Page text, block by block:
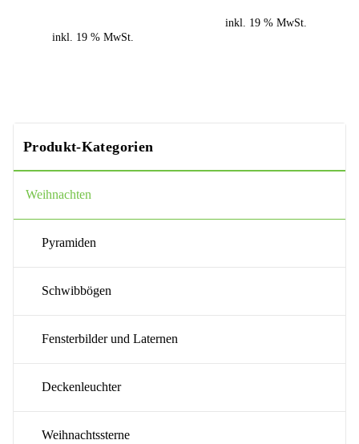
inkl. 19 % MwSt.
inkl. 19 % MwSt.
Produkt-Kategorien
Weihnachten
Pyramiden
Schwibbögen
Fensterbilder und Laternen
Deckenleuchter
Weihnachtssterne